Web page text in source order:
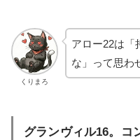
くりまろ
アロー22は「
な」って思わ
グランヴィル16。コ